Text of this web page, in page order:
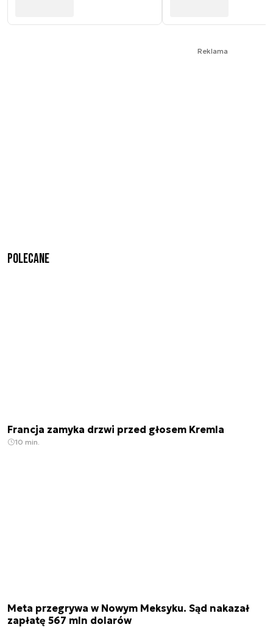
Reklama
Polecane
Francja zamyka drzwi przed głosem Kremla
10 min.
Meta przegrywa w Nowym Meksyku. Sąd nakazał
zapłatę 567 mln dolarów